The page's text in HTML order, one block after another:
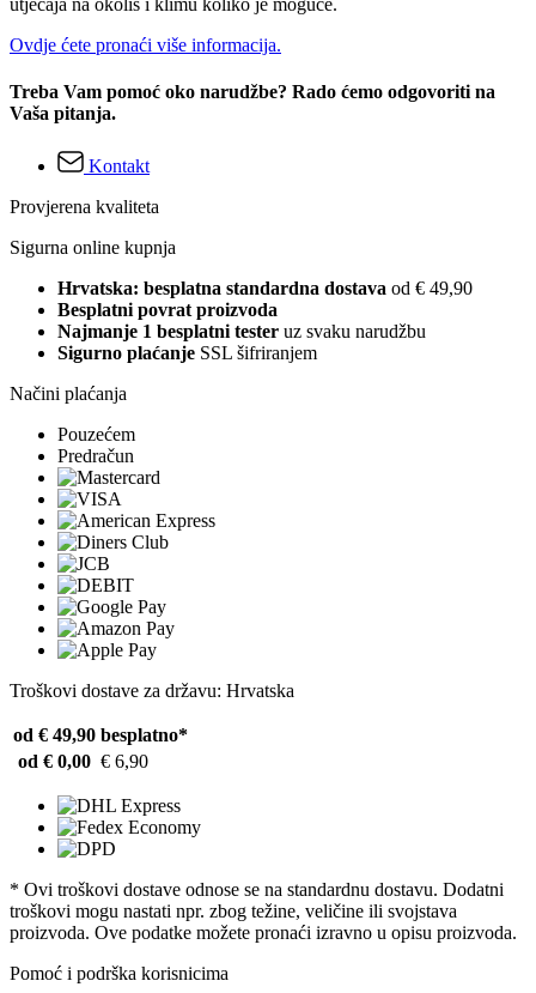
utjecaja na okoliš i klimu koliko je moguće.
Ovdje ćete pronaći više informacija.
Treba Vam pomoć oko narudžbe? Rado ćemo odgovoriti na
Vaša pitanja.
Kontakt
Provjerena kvaliteta
Sigurna online kupnja
Hrvatska: besplatna standardna dostava od € 49,90
Besplatni povrat proizvoda
Najmanje 1 besplatni tester uz svaku narudžbu
Sigurno plaćanje SSL šifriranjem
Načini plaćanja
Pouzećem
Predračun
Troškovi dostave za državu: Hrvatska
od € 49,90 besplatno*
od € 0,00 € 6,90
* Ovi troškovi dostave odnose se na standardnu ​​dostavu. Dodatni
troškovi mogu nastati npr. zbog težine, veličine ili svojstava
proizvoda. Ove podatke možete pronaći izravno u opisu proizvoda.
Pomoć i podrška korisnicima